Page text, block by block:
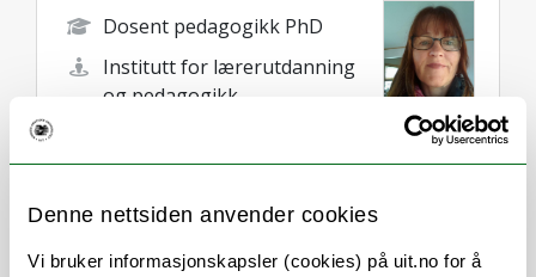
Denne nettsiden anvender cookies
Vi bruker informasjonskapsler (cookies) på uit.no for å
Dosent pedagogikk PhD
Institutt for lærerutdanning
og pedagogikk